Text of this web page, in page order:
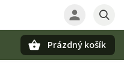
Prázdný košík